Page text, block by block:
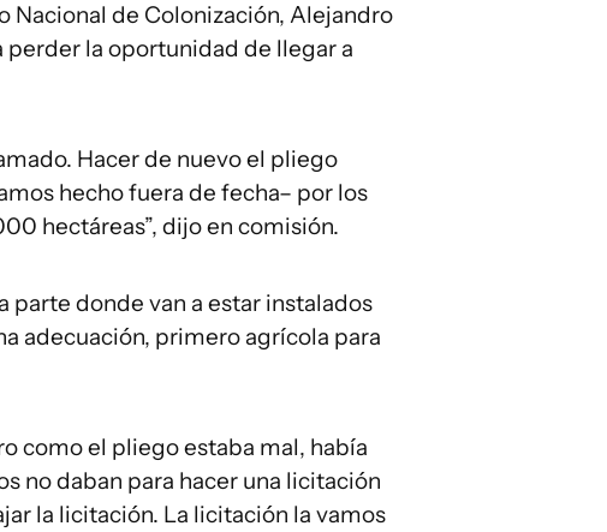
de Colonización, Alejandro
perder la oportunidad de llegar a
Hacer de nuevo el pliego
hecho fuera de fecha– por los
hectáreas”, dijo en comisión.
parte donde van a estar instalados
adecuación, primero agrícola para
como el pliego estaba mal, había
no daban para hacer una licitación
la licitación. La licitación la vamos